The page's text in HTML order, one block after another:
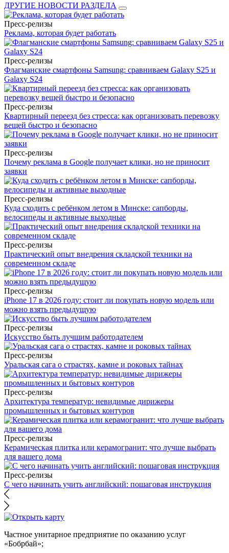
ДРУГИЕ НОВОСТИ РАЗДЕЛА
Пресс-релизы
Реклама, которая будет работать
Пресс-релизы
Флагманские смартфоны Samsung: сравниваем Galaxy S25 и
Galaxy S24
Пресс-релизы
Квартирный переезд без стресса: как организовать перевозку
вещей быстро и безопасно
Пресс-релизы
Почему реклама в Google получает клики, но не приносит
заявки
Пресс-релизы
Куда сходить с ребёнком летом в Минске: сапборды,
велосипеды и активные выходные
Пресс-релизы
Практический опыт внедрения складской техники на
современном складе
Пресс-релизы
iPhone 17 в 2026 году: стоит ли покупать новую модель или
можно взять предыдущую
Пресс-релизы
Искусство быть лучшим работодателем
Пресс-релизы
Уральская сага о страстях, камне и роковых тайнах
Пресс-релизы
Архитектура температур: невидимые дирижеры
промышленных и бытовых контуров
Пресс-релизы
Керамическая плитка или керамогранит: что лучше выбрать
для вашего дома
Пресс-релизы
С чего начинать учить английский: пошаговая инструкция
Частное унитарное предприятие по оказанию услуг
«Бобрбай»;